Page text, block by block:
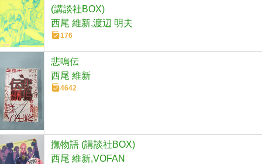
(講談社BOX)
西尾 維新,渡辺 明夫
176
悲鳴伝
西尾 維新
4642
撫物語 (講談社BOX)
西尾 維新,VOFAN